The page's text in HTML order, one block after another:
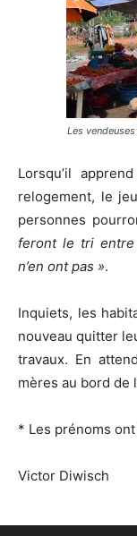
Les
Lorsqu’il
relogement, le
personnes
feront le tri
n’en ont pas ».
Inquiets, les
nouveau quitter
travaux. En
mères au bord de
* Les prénoms
Victor Diwisch